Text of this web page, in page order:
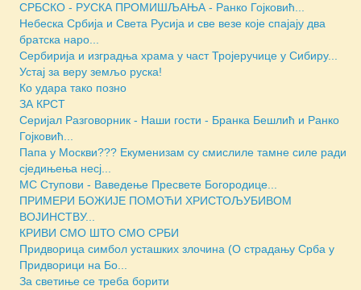
СРБСКО - РУСКА ПРОМИШЉАЊА - Ранко Гојковић...
Небеска Србија и Света Русија и све везе које спајају два
братска наро...
Сербирија и изградња храма у част Тројеручице у Сибиру...
Устај за веру земљо руска!
Ко удара тако позно
ЗА КРСТ
Серијал Разговорник - Наши гости - Бранка Бешлић и Ранко
Гојковић...
Папа у Москви??? Екуменизам су смислиле тамне силе ради
сједињења несј...
МС Ступови - Ваведење Пресвете Богородице...
ПРИМЕРИ БОЖИЈЕ ПОМОЋИ ХРИСТОЉУБИВОМ
ВОЈИНСТВУ...
КРИВИ СМО ШТО СМО СРБИ
Придворица симбол усташких злочина (О страдању Срба у
Придворици на Бо...
За светиње се треба борити